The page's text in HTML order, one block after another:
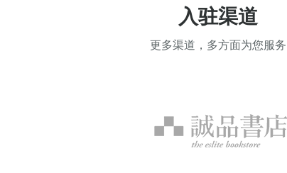
入驻渠道
更多渠道，多方面为您服务